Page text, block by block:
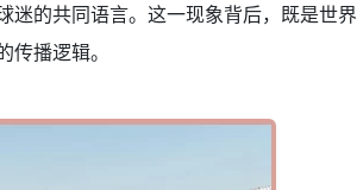
迷的共同语言。这一现象背后，既是世界
播逻辑。